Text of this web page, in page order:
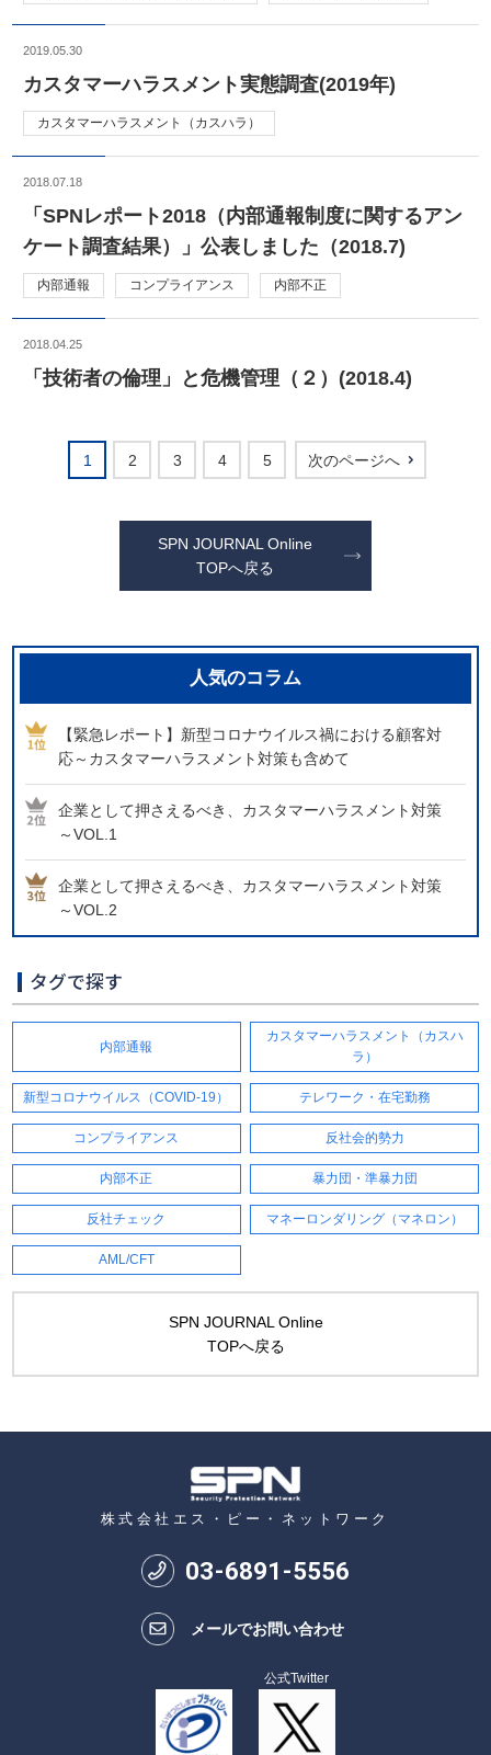
カスタマーハラスメント実態調査(2019年)
カスタマーハラスメント（カスハラ）
2019.05.30
「SPNレポート2018（内部通報制度に関するアン
ケート調査結果）」公表しました（2018.7)
内部通報 コンプライアンス 内部不正
2018.07.18
「技術者の倫理」と危機管理（２）(2018.4)
2018.04.25
1 2 3 4 5 次のページへ
SPN JOURNAL Online
TOPへ戻る
人気のコラム
【緊急レポート】新型コロナウイルス禍における顧客対
応～カスタマーハラスメント対策も含めて
企業として押さえるべき、カスタマーハラスメント対策
～VOL.1
企業として押さえるべき、カスタマーハラスメント対策
～VOL.2
タグで探す
内部通報
カスタマーハラスメント（カスハ
ラ）
新型コロナウイルス（COVID-19） テレワーク・在宅勤務
コンプライアンス 反社会的勢力
内部不正 暴力団・準暴力団
反社チェック マネーロンダリング（マネロン）
AML/CFT
SPN JOURNAL Online
TOPへ戻る
株式会社エス・ピー・ネットワーク
03-6891-5556
メールでお問い合わせ
公式Twitter